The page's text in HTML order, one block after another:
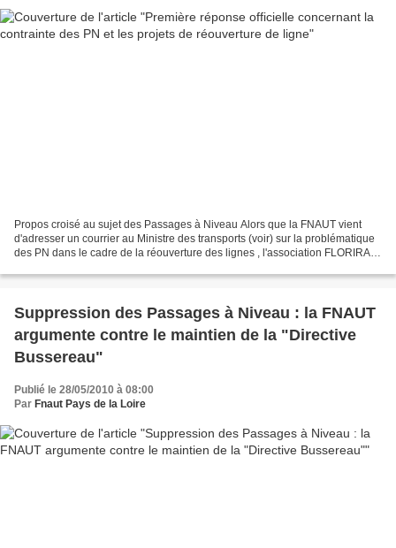
Propos croisé au sujet des Passages à Niveau Alors que la FNAUT vient
d'adresser un courrier au Ministre des transports (voir) sur la problématique
des PN dans le cadre de la réouverture des lignes , l'association FLORIRAIL
Suppression des Passages à Niveau : la FNAUT
argumente contre le maintien de la "Directive
Bussereau"
Publié le 28/05/2010 à 08:00
Par Fnaut Pays de la Loire